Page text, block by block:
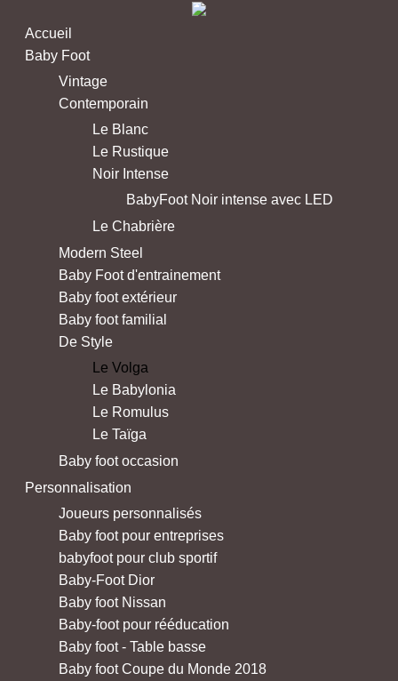
Accueil
Baby Foot
Vintage
Contemporain
Le Blanc
Le Rustique
Noir Intense
BabyFoot Noir intense avec LED
Le Chabrière
Modern Steel
Baby Foot d'entrainement
Baby foot extérieur
Baby foot familial
De Style
Le Volga
Le Babylonia
Le Romulus
Le Taïga
Baby foot occasion
Personnalisation
Joueurs personnalisés
Baby foot pour entreprises
babyfoot pour club sportif
Baby-Foot Dior
Baby foot Nissan
Baby-foot pour rééducation
Baby foot - Table basse
Baby foot Coupe du Monde 2018